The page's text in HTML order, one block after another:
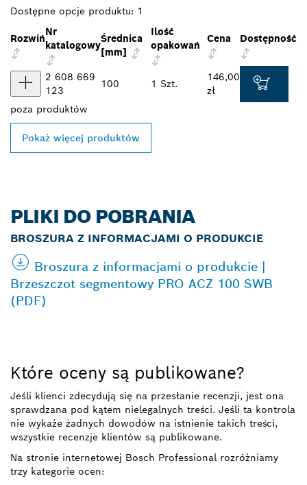
Dostępne opcje produktu: 1
Rozwiń
Nr
katalogowy
Średnica
[mm]
Ilość
opakowań
Cena Dostępność
2 608 669
123
100 1 Szt.
146,00
zł
poza produktów
Pokaż więcej produktów
PLIKI DO POBRANIA
BROSZURA Z INFORMACJAMI O PRODUKCIE
Broszura z informacjami o produkcie |
Brzeszczot segmentowy PRO ACZ 100 SWB
(PDF)
Które oceny są publikowane?
Jeśli klienci zdecydują się na przesłanie recenzji, jest ona
sprawdzana pod kątem nielegalnych treści. Jeśli ta kontrola
nie wykaże żadnych dowodów na istnienie takich treści,
wszystkie recenzje klientów są publikowane.
Na stronie internetowej Bosch Professional rozróżniamy
trzy kategorie ocen: